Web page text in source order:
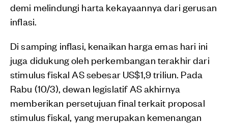
demi melindungi harta kekayaannya dari gerusan
inflasi.
Di samping inflasi, kenaikan harga emas hari ini
juga didukung oleh perkembangan terakhir dari
stimulus fiskal AS sebesar US$1,9 triliun. Pada
Rabu (10/3), dewan legislatif AS akhirnya
memberikan persetujuan final terkait proposal
stimulus fiskal, yang merupakan kemenangan